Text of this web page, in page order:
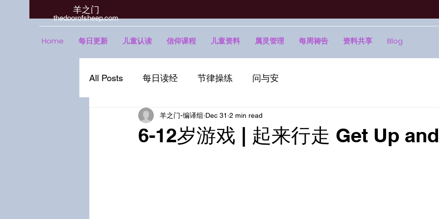
羊之门
​thedoorofsheep.com
Home 每日更新 儿童认读 信仰课程 儿童资料 属灵管理 每周祷告 资料共享 Blog
All Posts 每日读经 节律操练 问与安
6-12岁游戏 | 起来行走 Get Up
羊之门-编译组 Dec 31 2 min read